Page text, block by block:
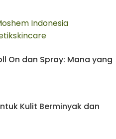
Indonesia
skincare
On dan Spray: Mana yang
Kulit Berminyak dan